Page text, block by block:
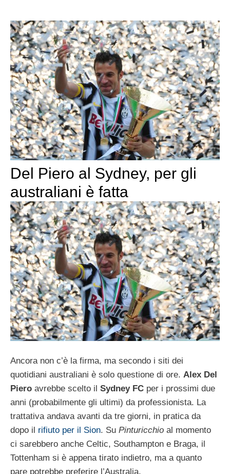
Del Piero al Sydney, per gli
australiani è fatta
Ancora non c’è la firma, ma secondo i siti dei
quotidiani australiani è solo questione di ore. Alex Del
Piero avrebbe scelto il Sydney FC per i prossimi due
anni (probabilmente gli ultimi) da professionista. La
trattativa andava avanti da tre giorni, in pratica da
dopo il rifiuto per il Sion. Su Pinturicchio al momento
ci sarebbero anche Celtic, Southampton e Braga, il
Tottenham si è appena tirato indietro, ma a quanto
pare potrebbe preferire l’Australia.